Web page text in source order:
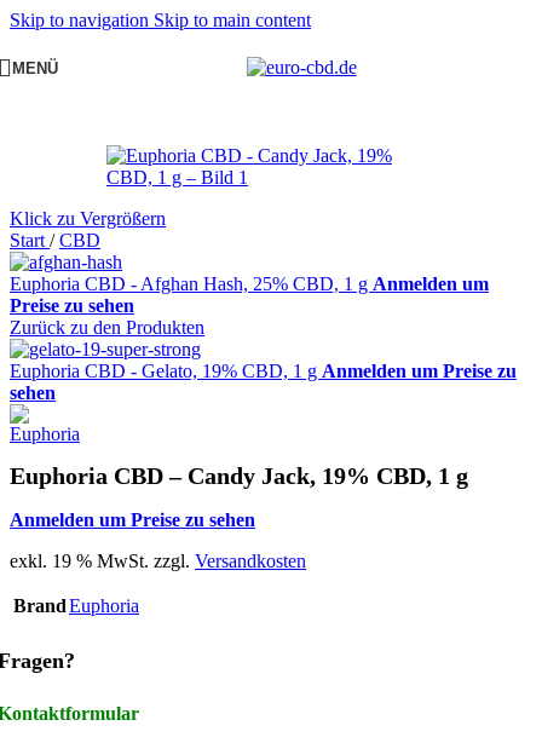
Skip to navigation Skip to main content
MENÜ
Klick zu Vergrößern
Start / CBD
Euphoria CBD - Afghan Hash, 25% CBD, 1 g Anmelden um
Preise zu sehen
Zurück zu den Produkten
Euphoria CBD - Gelato, 19% CBD, 1 g Anmelden um Preise zu
sehen
Euphoria CBD – Candy Jack, 19% CBD, 1 g
Anmelden um Preise zu sehen
exkl. 19 % MwSt. zzgl. Versandkosten
BrandEuphoria